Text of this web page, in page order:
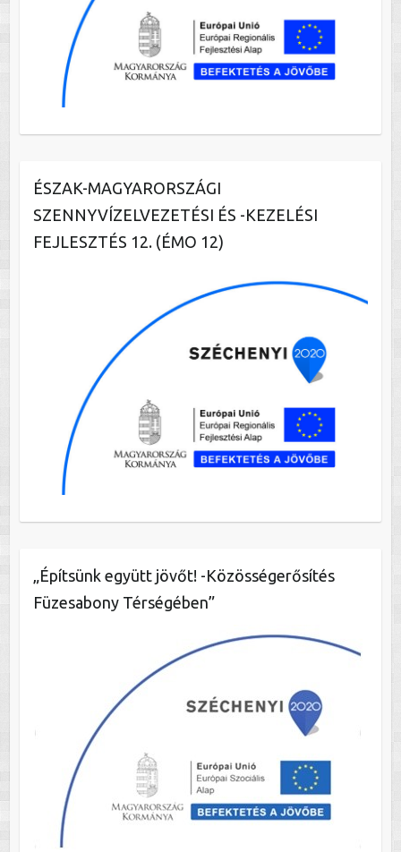
ÉSZAK-MAGYARORSZÁGI
SZENNYVÍZELVEZETÉSI ÉS -KEZELÉSI
FEJLESZTÉS 12. (ÉMO 12)
„Építsünk együtt jövőt! -Közösségerősítés
Füzesabony Térségében”